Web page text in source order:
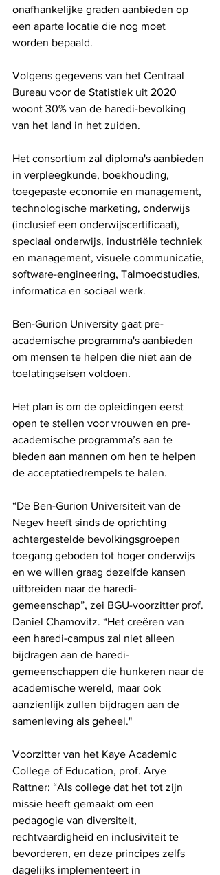
onafhankelijke graden aanbieden op
een aparte locatie die nog moet
worden bepaald.
Volgens gegevens van het Centraal
Bureau voor de Statistiek uit 2020
woont 30% van de haredi-bevolking
van het land in het zuiden.
Het consortium zal diploma's aanbieden
in verpleegkunde, boekhouding,
toegepaste economie en management,
technologische marketing, onderwijs
(inclusief een onderwijscertificaat),
speciaal onderwijs, industriële techniek
en management, visuele communicatie,
software-engineering, Talmoedstudies,
informatica en sociaal werk.
Ben-Gurion University gaat pre-
academische programma's aanbieden
om mensen te helpen die niet aan de
toelatingseisen voldoen.
Het plan is om de opleidingen eerst
open te stellen voor vrouwen en pre-
academische programma’s aan te
bieden aan mannen om hen te helpen
de acceptatiedrempels te halen.
“De Ben-Gurion Universiteit van de
Negev heeft sinds de oprichting
achtergestelde bevolkingsgroepen
toegang geboden tot hoger onderwijs
en we willen graag dezelfde kansen
uitbreiden naar de haredi-
gemeenschap”, zei BGU-voorzitter prof.
Daniel Chamovitz. “Het creëren van
een haredi-campus zal niet alleen
bijdragen aan de haredi-
gemeenschappen die hunkeren naar de
academische wereld, maar ook
aanzienlijk zullen bijdragen aan de
samenleving als geheel."
Voorzitter van het Kaye Academic
College of Education, prof. Arye
Rattner: “Als college dat het tot zijn
missie heeft gemaakt om een ​​
pedagogie van diversiteit,
rechtvaardigheid en inclusiviteit te
bevorderen, en deze principes zelfs
dagelijks implementeert in